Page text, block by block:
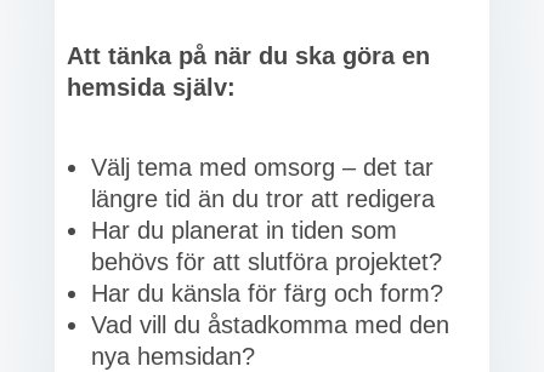
Att tänka på när du ska göra en
hemsida själv:
Välj tema med omsorg – det tar
längre tid än du tror att redigera
Har du planerat in tiden som
behövs för att slutföra projektet?
Har du känsla för färg och form?
Vad vill du åstadkomma med den
nya hemsidan?